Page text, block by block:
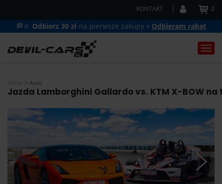
KONTAKT 0
🏁🔆 Odbierz 30 zł na pierwsze zakupy » Odbieram rabat
Home Auto
Jazda Lamborghini Gallardo vs. KTM X-BOW